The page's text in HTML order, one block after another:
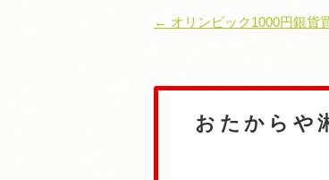
← オリンピック1000円銀貨
おたからや